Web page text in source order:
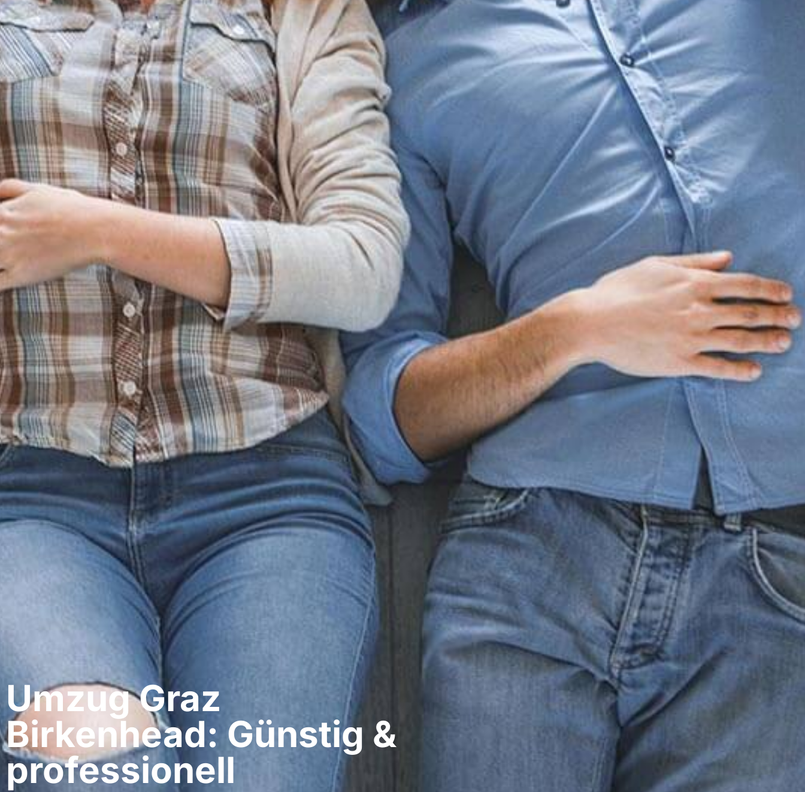
Umzug Graz​
Birkenhead: Günstig &
professionell​